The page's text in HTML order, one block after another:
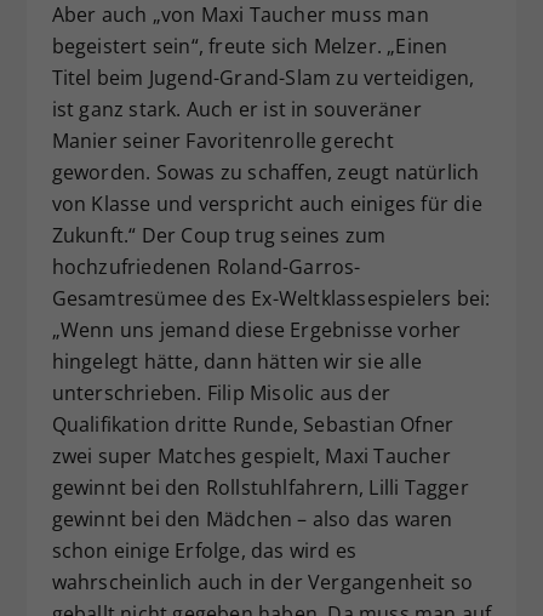
Aber auch „von Maxi Taucher muss man
begeistert sein“, freute sich Melzer. „Einen
Titel beim Jugend-Grand-Slam zu verteidigen,
ist ganz stark. Auch er ist in souveräner
Manier seiner Favoritenrolle gerecht
geworden. Sowas zu schaffen, zeugt natürlich
von Klasse und verspricht auch einiges für die
Zukunft.“ Der Coup trug seines zum
hochzufriedenen Roland-Garros-
Gesamtresümee des Ex-Weltklassespielers bei:
„Wenn uns jemand diese Ergebnisse vorher
hingelegt hätte, dann hätten wir sie alle
unterschrieben. Filip Misolic aus der
Qualifikation dritte Runde, Sebastian Ofner
zwei super Matches gespielt, Maxi Taucher
gewinnt bei den Rollstuhlfahrern, Lilli Tagger
gewinnt bei den Mädchen – also das waren
schon einige Erfolge, das wird es
wahrscheinlich auch in der Vergangenheit so